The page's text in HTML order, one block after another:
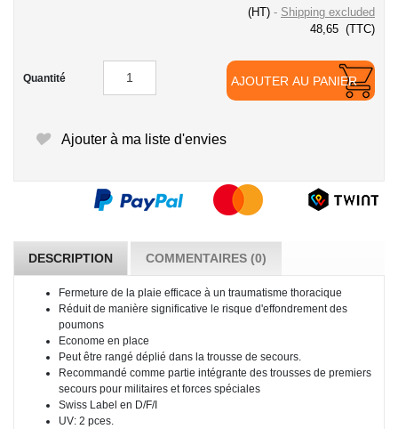
(HT)
Shipping excluded
48,65 (TTC)
Quantité AJOUTER AU PANIER
Ajouter à ma liste d'envies
DESCRIPTION COMMENTAIRES (0)
Fermeture de la plaie efficace à un traumatisme thoracique
Réduit de manière significative le risque d'effondrement des
poumons
Econome en place
Peut être rangé déplié dans la trousse de secours.
Recommandé comme partie intégrante des trousses de premiers
secours pour militaires et forces spéciales
Swiss Label en D/F/I
UV: 2 pces.